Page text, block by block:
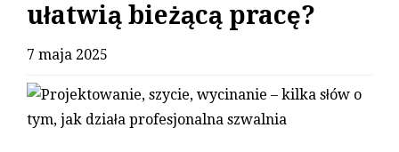
ułatwią bieżącą pracę?
7 maja 2025